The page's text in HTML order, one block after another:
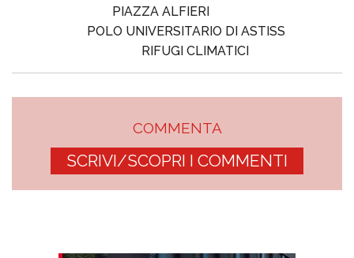
PIAZZA ALFIERI
POLO UNIVERSITARIO DI ASTISS
RIFUGI CLIMATICI
COMMENTA
SCRIVI/SCOPRI I COMMENTI